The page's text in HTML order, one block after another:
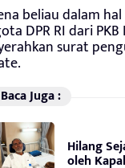
beliau dalam
DPR RI dari
surat
Baca Juga :
Hilang
oleh